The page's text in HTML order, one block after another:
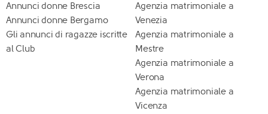
Annunci donne Brescia
Annunci donne Bergamo
Gli annunci di ragazze iscritte
al Club
Agenzia matrimoniale a
Venezia
Agenzia matrimoniale a
Mestre
Agenzia matrimoniale a
Verona
Agenzia matrimoniale a
Vicenza